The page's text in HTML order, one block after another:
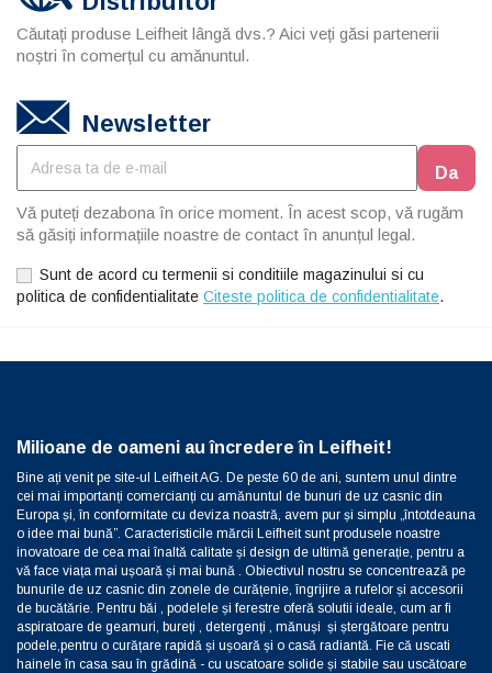
Căutați produse Leifheit lângă dvs.? Aici veți găsi partenerii
noștri în comerțul cu amănuntul.
Newsletter
Vă puteți dezabona în orice moment. În acest scop, vă rugăm
să găsiți informațiile noastre de contact în anunțul legal.
Sunt de acord cu termenii si conditiile magazinului si cu
politica de confidentialitate Citeste politica de confidentialitate.
Milioane de oameni au încredere în Leifheit!
Bine ați venit pe site-ul Leifheit AG. De peste 60 de ani, suntem unul dintre
cei mai importanți comercianți cu amănuntul de bunuri de uz casnic din
Europa și, în conformitate cu deviza noastră, avem pur și simplu „întotdeauna
o idee mai bună”. Caracteristicile mărcii Leifheit sunt produsele noastre
inovatoare de cea mai înaltă calitate și design de ultimă generație, pentru a
vă face viața mai ușoară și mai bună . Obiectivul nostru se concentrează pe
bunurile de uz casnic din zonele de curățenie, îngrijire a rufelor și accesorii
de bucătărie. Pentru băi , podelele și ferestre oferă solutii ideale, cum ar fi
aspiratoare de geamuri, bureți , detergenți , mănuși și ștergătoare pentru
podele,pentru o curățare rapidă și ușoară și o casă radiantă. Fie că uscati
hainele în casa sau în grădină - cu uscatoare solide și stabile sau uscătoare